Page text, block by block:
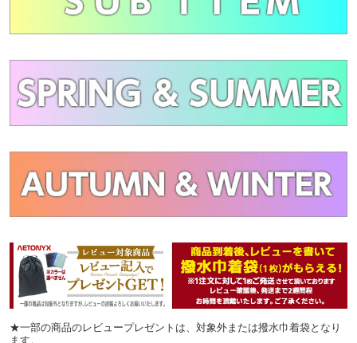
★一部の商品のレビュープレゼントは、対象外または撥水巾着袋となり
ます。